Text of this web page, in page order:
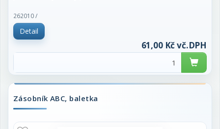
262010 /
Detail
61,00 Kč vč.DPH
Zásobník ABC, baletka